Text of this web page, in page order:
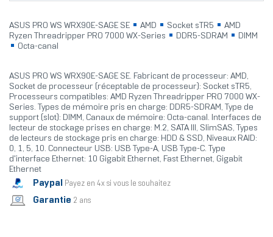
ASUS PRO WS WRX90E-SAGE SE AMD Socket sTR5
AMD
Ryzen Threadripper PRO 7000 WX-Series
DDR5-SDRAM
DIMM
Octa-canal
ASUS PRO WS WRX90E-SAGE SE. Fabricant de processeur: AMD,
Socket de processeur (réceptable de processeur): Socket sTR5,
Processeurs compatibles: AMD Ryzen Threadripper PRO 7000 WX-
Series. Types de mémoire pris en charge: DDR5-SDRAM, Type de
support (slot): DIMM, Canaux de mémoire: Octa-canal. Interfaces de
lecteur de stockage prises en charge: M.2, SATA III, SlimSAS, Types
de lecteurs de stockage pris en charge: HDD & SSD, Niveaux RAID:
0, 1, 5, 10. Connecteur USB: USB Type-A, USB Type-C. Type
d'interface Ethernet: 10 Gigabit Ethernet, Fast Ethernet, Gigabit
Ethernet
Paypal Payez en 4x si vous le souhaitez
Garantie 2 ans